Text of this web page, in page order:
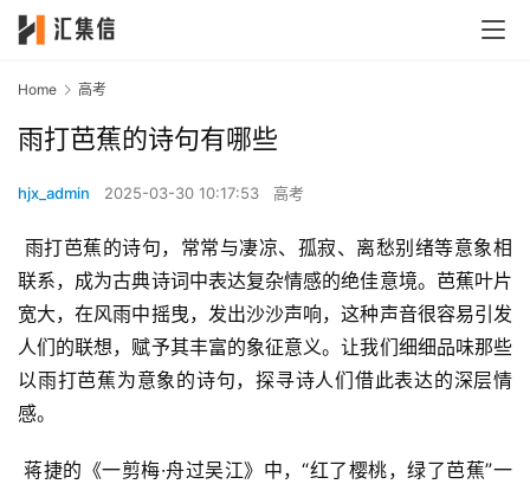
Home 高考
雨打芭蕉的诗句有哪些
hjx_admin 2025-03-30 10:17:53 高考
联系，成为古典诗词中表达复杂情感的绝佳意境。芭蕉叶片
宽大，在风雨中摇曳，发出沙沙声响，这种声音很容易引发
人们的联想，赋予其丰富的象征意义。让我们细细品味那些
以雨打芭蕉为意象的诗句，探寻诗人们借此表达的深层情
感。
蒋捷的《一剪梅·舟过吴江》中，“红了樱桃，绿了芭蕉”一